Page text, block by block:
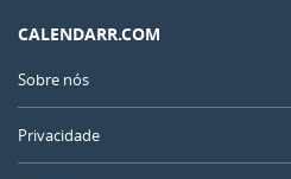
CALENDARR.COM
Sobre nós
Privacidade